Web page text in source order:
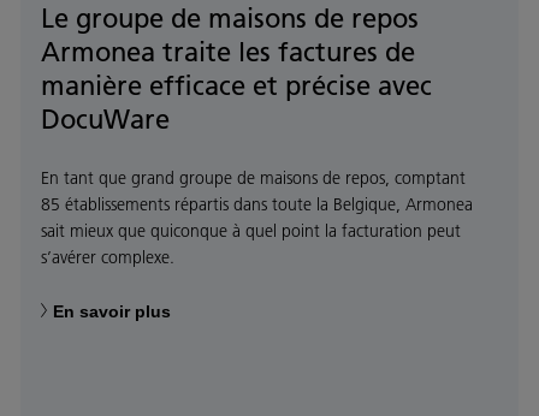
Le groupe de maisons de repos
Armonea traite les factures de
manière efficace et précise avec
DocuWare
En tant que grand groupe de maisons de repos, comptant
85 établissements répartis dans toute la Belgique, Armonea
sait mieux que quiconque à quel point la facturation peut
s’avérer complexe.
En savoir plus